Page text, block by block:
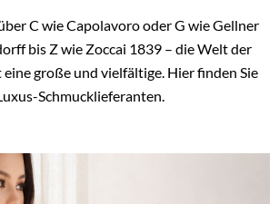
C wie Capolavoro oder G wie Gellner
bis Z wie Zoccai 1839 – die Welt der
große und vielfältige. Hier finden Sie
Schmucklieferanten.